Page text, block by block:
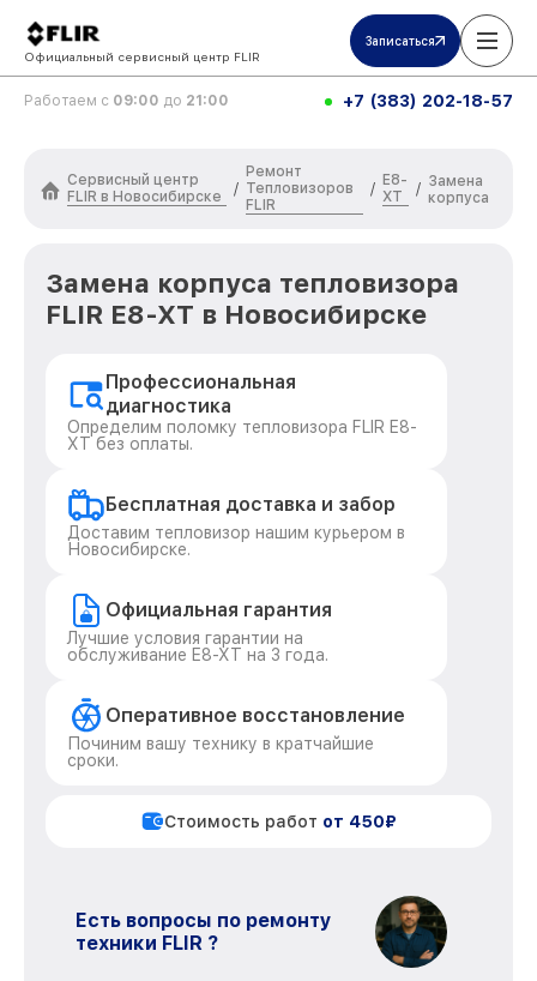
Официальный сервисный центр FLIR
Записаться
Работаем с 09:00 до 21:00 +7 (383) 202-18-57
Сервисный центр
FLIR в Новосибирске
/
Ремонт
Тепловизоров
FLIR
/
E8-
XT
/ Замена
корпуса
Замена корпуса тепловизора
FLIR E8-XT в Новосибирске
Профессиональная
диагностика
Определим поломку тепловизора FLIR E8-
XT без оплаты.
Бесплатная доставка и забор
Доставим тепловизор нашим курьером в
Новосибирске.
Официальная гарантия
Лучшие условия гарантии на
обслуживание E8-XT на 3 года.
Оперативное восстановление
Починим вашу технику в кратчайшие
сроки.
Стоимость работ от 450₽
Есть вопросы по ремонту
техники FLIR ?